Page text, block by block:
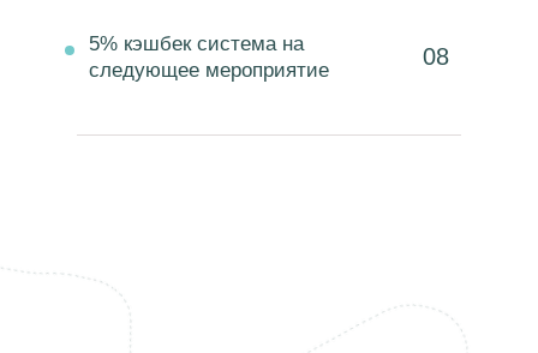
5% кэшбек система на
следующее мероприятие
08